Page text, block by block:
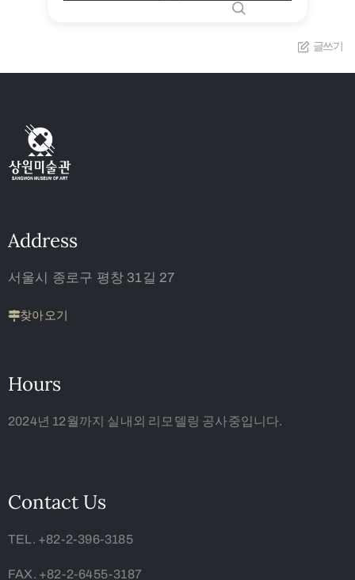
글쓰기
Address
서울시 종로구 평창 31길 27
찾아오기
Hours
2024년 12월까지 실내외 리모델링 공사중입니다.
Contact Us
TEL. +82-2-396-3185
FAX. +82-2-6455-3187